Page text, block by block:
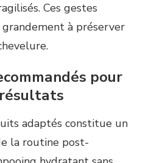
Ces gestes
à préserver
pour
adaptés constitue un
la routine post-